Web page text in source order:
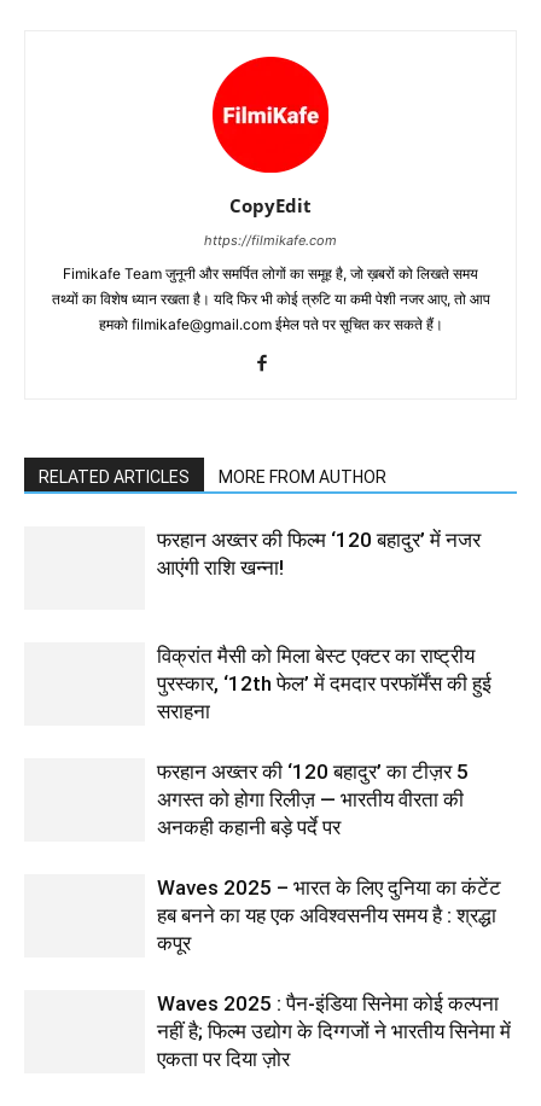
CopyEdit
https://filmikafe.com
Fimikafe Team जुनूनी और समर्पित लोगों का समूह है, जो ख़बरों को लिखते समय
तथ्‍यों का विशेष ध्‍यान रखता है। यदि फिर भी कोई त्रुटि या कमी पेशी नजर आए, तो आप
हमको filmikafe@gmail.com ईमेल पते पर सूचित कर सकते हैं।
RELATED ARTICLES MORE FROM AUTHOR
फरहान अख्तर की फिल्म ‘120 बहादुर’ में नजर
आएंगी राशि खन्ना!
विक्रांत मैसी को मिला बेस्ट एक्टर का राष्ट्रीय
पुरस्कार, ‘12th फेल’ में दमदार परफॉर्मेंस की हुई
सराहना
फरहान अख्तर की ‘120 बहादुर’ का टीज़र 5
अगस्त को होगा रिलीज़ — भारतीय वीरता की
अनकही कहानी बड़े पर्दे पर
Waves 2025 – भारत के लिए दुनिया का कंटेंट
हब बनने का यह एक अविश्वसनीय समय है : श्रद्धा
कपूर
Waves 2025 : पैन-इंडिया सिनेमा कोई कल्पना
नहीं है; फिल्म उद्योग के दिग्गजों ने भारतीय सिनेमा में
एकता पर दिया ज़ोर